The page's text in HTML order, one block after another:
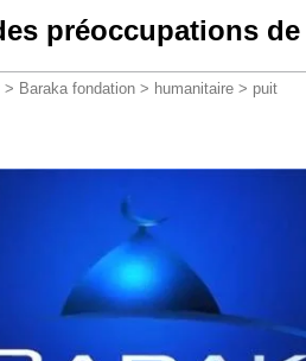
préoccupations
> Baraka fondation > humanitaire > puit